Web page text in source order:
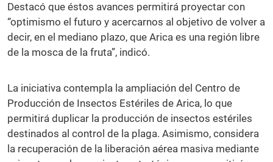
Destacó que éstos avances permitirá proyectar con
“optimismo el futuro y acercarnos al objetivo de volver a
decir, en el mediano plazo, que Arica es una región libre
de la mosca de la fruta”, indicó.
La iniciativa contempla la ampliación del Centro de
Producción de Insectos Estériles de Arica, lo que
permitirá duplicar la producción de insectos estériles
destinados al control de la plaga. Asimismo, considera
la recuperación de la liberación aérea masiva mediante